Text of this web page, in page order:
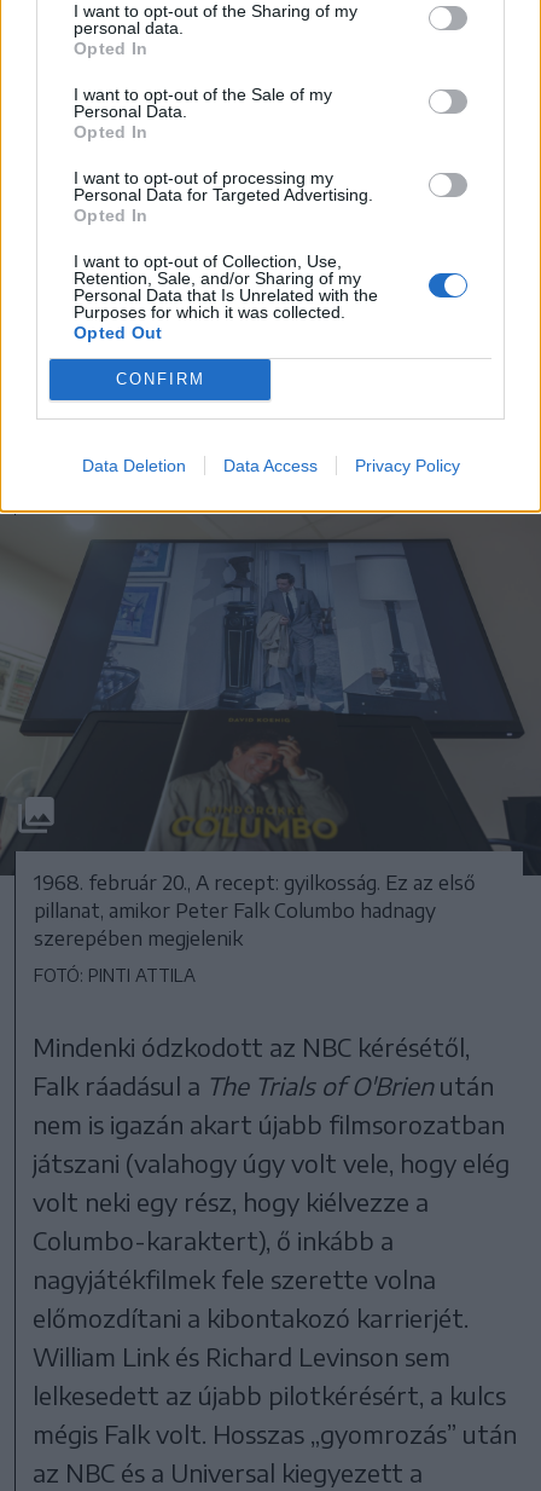
I want to opt-out of the Sharing of my
personal data.
Opted In
I want to opt-out of the Sale of my
Personal Data.
Opted In
I want to opt-out of processing my
Personal Data for Targeted Advertising.
Opted In
I want to opt-out of Collection, Use,
Retention, Sale, and/or Sharing of my
Personal Data that Is Unrelated with the
Purposes for which it was collected.
Opted Out
CONFIRM
Data Deletion Data Access Privacy Policy
jelenik meg, ez viszont elég késő – egy
főszereplőnek jobban kell uralnia a
képernyőt.
Ehhez hasonló gondolatmenet
motoszkálhatott az NBC-sek fejében is,
mert arra kérték a két forgatókönyvírót
és a filmstúdiót, gyártsanak le még egy
pilotrészt, hogy végérvényesen
megbizonyosodjanak: a nézők tényleg
szeretik a Columbot, és nem véletlenül
1968. február 20., A recept: gyilkosság. Ez az első
pillanat, amikor Peter Falk Columbo hadnagy
szerepében megjelenik
FOTÓ: PINTI ATTILA
Mindenki ódzkodott az NBC kérésétől,
Falk ráadásul a The Trials of O'Brienután
nem is igazán akart újabb filmsorozatban
játszani (valahogy úgy volt vele, hogy elég
volt neki egy rész, hogy kiélvezze a
Columbo-karaktert), ő inkább a
nagyjátékfilmek fele szerette volna
előmozdítani a kibontakozó karrierjét.
William Link és Richard Levinson sem
lelkesedett az újabb pilotkérésért, a kulcs
mégis Falk volt. Hosszas „gyomrozás” után
az NBC és a Universal kiegyezett a